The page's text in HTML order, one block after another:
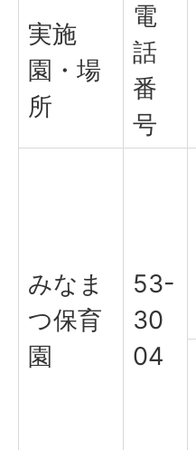
実施
園・場
所
電
話
番
号
みなま
つ保育
園
53-
30
04